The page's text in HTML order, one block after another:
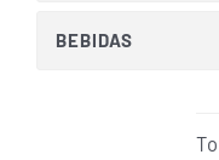
BEBIDAS